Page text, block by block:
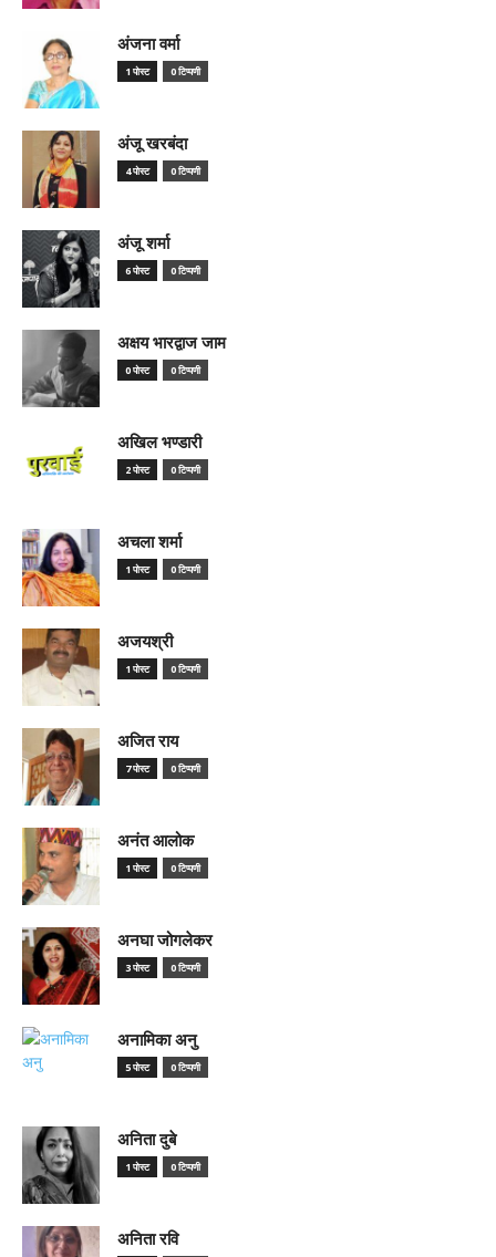
अंजना वर्मा
1 पोस्ट 0 टिप्पणी
अंजू खरबंदा
4 पोस्ट 0 टिप्पणी
अंजू शर्मा
6 पोस्ट 0 टिप्पणी
अक्षय भारद्वाज जाम
0 पोस्ट 0 टिप्पणी
अखिल भण्डारी
2 पोस्ट 0 टिप्पणी
अचला शर्मा
1 पोस्ट 0 टिप्पणी
अजयश्री
1 पोस्ट 0 टिप्पणी
अजित राय
7 पोस्ट 0 टिप्पणी
अनंत आलोक
1 पोस्ट 0 टिप्पणी
अनघा जोगलेकर
3 पोस्ट 0 टिप्पणी
अनामिका अनु
5 पोस्ट 0 टिप्पणी
अनिता दुबे
1 पोस्ट 0 टिप्पणी
अनिता रवि